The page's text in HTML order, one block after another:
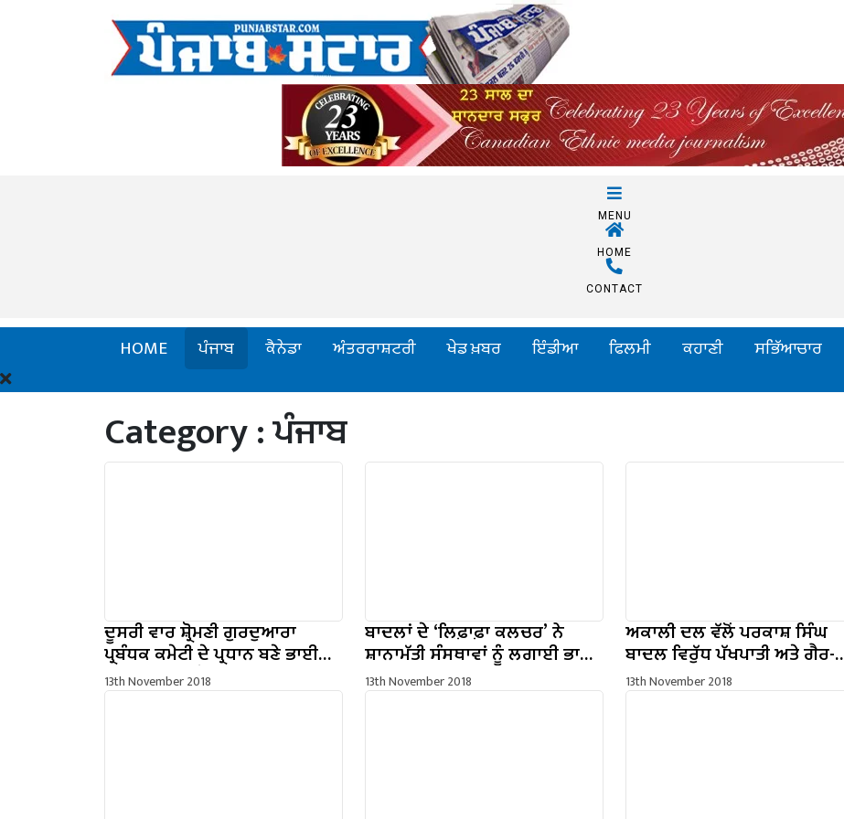
MENU
HOME
CONTACT
HOME ਪੰਜਾਬ ਕੈਨੇਡਾ ਅੰਤਰਰਾਸ਼ਟਰੀ ਖੇਡ ਖ਼ਬਰ ਇੰਡੀਆ ਫਿਲਮੀ ਕਹਾਣੀ ਸਭਿੱਆਚਾਰ
Category :ਪੰਜਾਬ
ਦੂਸਰੀ ਵਾਰ ਸ਼੍ਰੋਮਣੀ ਗੁਰਦੁਆਰਾ
ਪ੍ਰਬੰਧਕ ਕਮੇਟੀ ਦੇ ਪ੍ਰਧਾਨ ਬਣੇ ਭਾਈ
ਗੋਬਿੰਦ ਸਿੰਘ ਲੌਂਗੋਵਾਲ
13th November 2018
ਬਾਦਲਾਂ ਦੇ ‘ਲਿਫ਼ਾਫ਼ਾ ਕਲਚਰ’ ਨੇ
ਸ਼ਾਨਾਮੱਤੀ ਸੰਸਥਾਵਾਂ ਨੂੰ ਲਗਾਈ ਭਾਰੀ
ਢਾਅ- ਪ੍ਰੋ. ਬਲਜਿੰਦਰ ਕੌਰ
13th November 2018
ਅਕਾਲੀ ਦਲ ਵੱਲੋਂ ਪਰਕਾਸ਼ ਸਿੰਘ
ਬਾਦਲ ਵਿਰੁੱਧ ਪੱਖਪਾਤੀ ਅਤੇ ਗੈਰ-
ਪੇਸ਼ਾਵਰ ਟਿੱਪਣੀਆਂ ਕਰਨ ਲਈ ਸਿਟ
ਮੈਂਬਰ ਕੁੰਵਰ ਵਿਜੈ ਪ੍ਰਤਾਪ ਦੀ ਨਿਖੇਧੀ
13th November 2018